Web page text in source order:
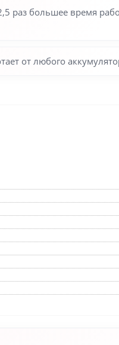
раз большее время
от любого